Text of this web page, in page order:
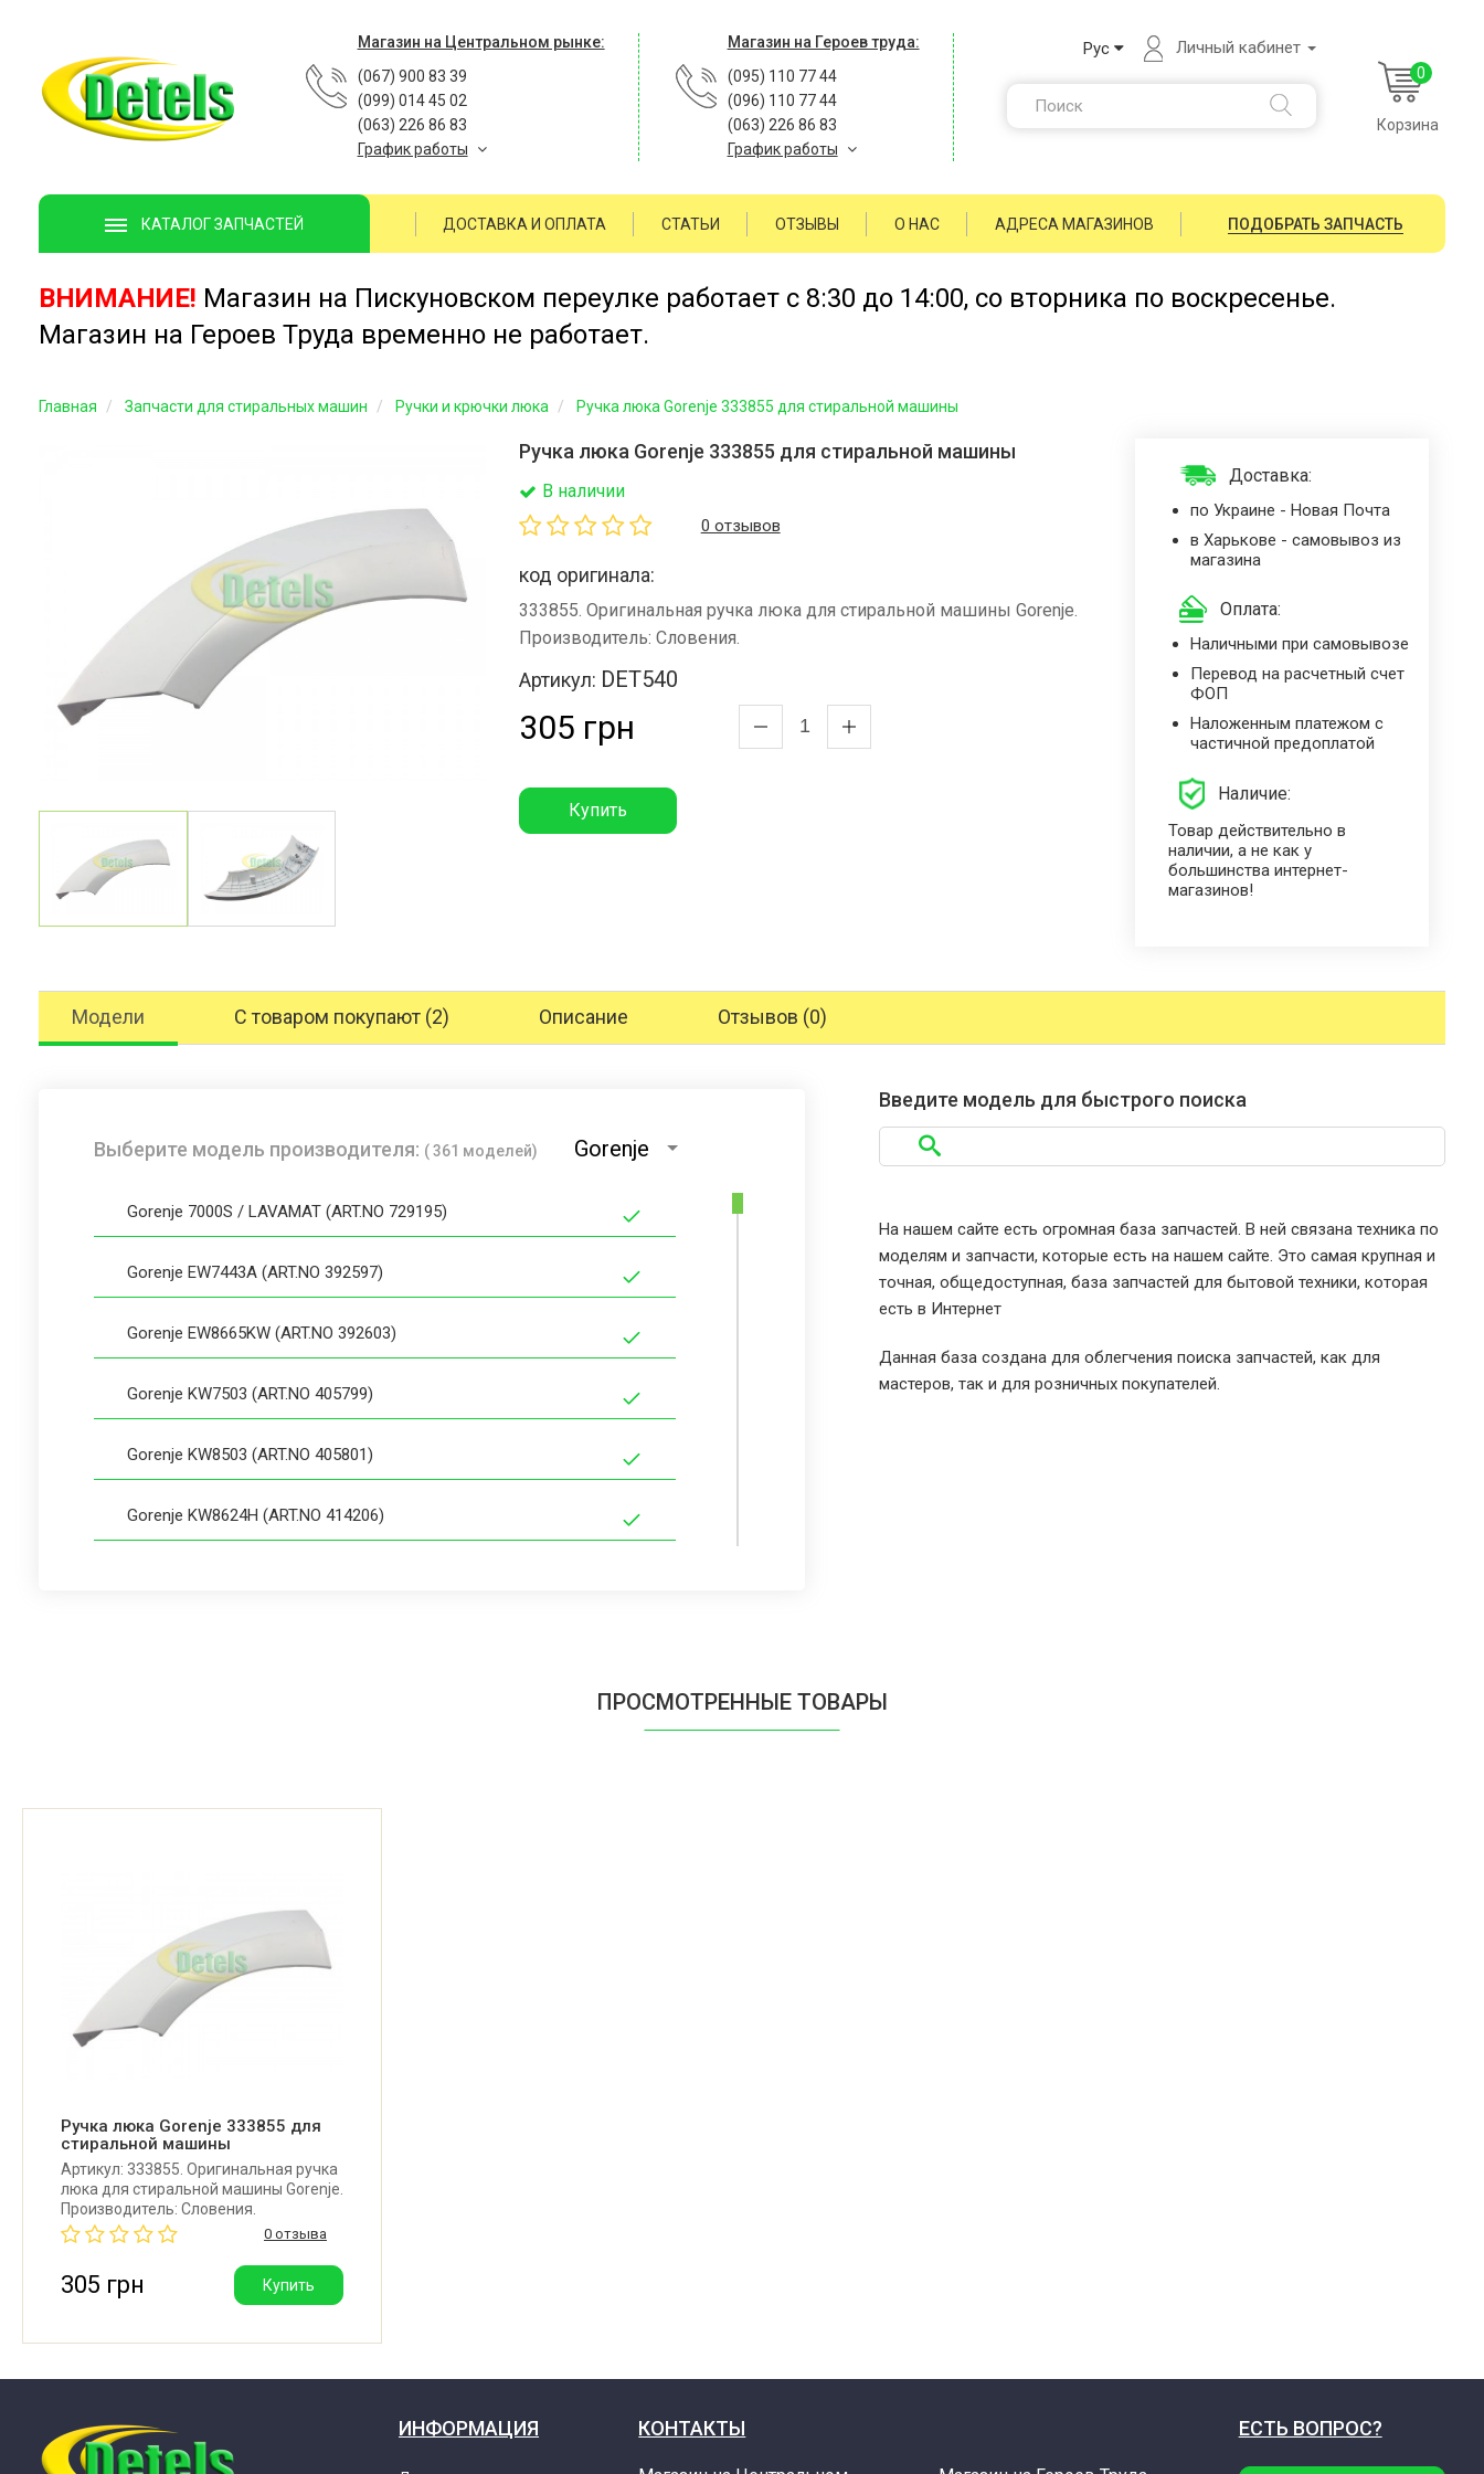
Магазин на Центральном рынке:
(067) 900 83 39
(099) 014 45 02
(063) 226 86 83
График работы
Магазин на Героев труда:
(095) 110 77 44
(096) 110 77 44
(063) 226 86 83
График работы
Рус Личный кабинет
0
Корзина
КАТАЛОГ ЗАПЧАСТЕЙ ДОСТАВКА И ОПЛАТА СТАТЬИ ОТЗЫВЫ О НАС АДРЕСА МАГАЗИНОВ ПОДОБРАТЬ ЗАПЧАСТЬ
ВНИМАНИЕ! Магазин на Пискуновском переулке работает с 8:30 до 14:00, со вторника по воскресенье.
Магазин на Героев Труда временно не работает.
Главная Запчасти для стиральных машин Ручки и крючки люка Ручка люка Gorenje 333855 для стиральной машины
Ручка люка Gorenje 333855 для стиральной машины
В наличии
0 отзывов
код оригинала:
333855. Оригинальная ручка люка для стиральной машины Gorenje.
Производитель: Словения.
Артикул: DET540
305 грн
Купить
Доставка:
по Украине - Новая Почта
в Харькове - самовывоз из
магазина
Оплата:
Наличными при самовывозе
Перевод на расчетный счет
ФОП
Наложенным платежом с
частичной предоплатой
Наличие:
Товар действительно в
наличии, а не как у
большинства интернет-
магазинов!
Модели С товаром покупают (2) Описание Отзывов (0)
Выберите модель производителя: ( 361 моделей) Gorenje
Gorenje 7000S / LAVAMAT (ART.NO 729195)
Gorenje EW7443A (ART.NO 392597)
Gorenje EW8665KW (ART.NO 392603)
Gorenje KW7503 (ART.NO 405799)
Gorenje KW8503 (ART.NO 405801)
Gorenje KW8624H (ART.NO 414206)
Gorenje MV62Z02/SRIV (ART.NO 483540)
Gorenje MV62Z22/S (ART.NO 467888)
Gorenje MV65Z23/S (ART.No 431143)
Gorenje MV6623N/S (ART.NO 431144)
Gorenje MV6623N/S (ART.NO 450888)
Gorenje MV95Z23 (ART.NO 434094)
Gorenje PWM120WIT/P01 (ART.NO 408756)
Введите модель для быстрого поиска
На нашем сайте есть огромная база запчастей. В ней связана техника по
моделям и запчасти, которые есть на нашем сайте. Это самая крупная и
точная, общедоступная, база запчастей для бытовой техники, которая
есть в Интернет
Данная база создана для облегчения поиска запчастей, как для
мастеров, так и для розничных покупателей.
ПРОСМОТРЕННЫЕ ТОВАРЫ
Ручка люка Gorenje 333855 для
стиральной машины
Артикул: 333855. Оригинальная ручка
люка для стиральной машины Gorenje.
Производитель: Словения.
0 отзыва
305 грн Купить
ИНФОРМАЦИЯ КОНТАКТЫ ЕСТЬ ВОПРОС?